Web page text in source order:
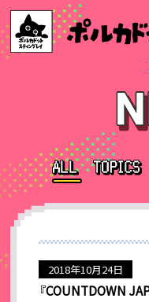
2018年10月24日
『COUNTDOWN